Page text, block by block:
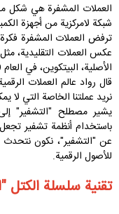
العملات المشفرة هي شكل
شبكة لامركزية من أجهزة
ترفض العملات المشفرة
عكس العملات التقليدية،
الأصلية، البيتكوين، في العام 2009، بعد أسوأ أزمة مالية في التاريخ الحديث.
قال رواد عالم العملات
نريد عملتنا الخاصة التي لا
يشير مصطلح "التشفير"
باستخدام أنظمة تشفير
عن "التشفير"، نكون نتحدث
للأصول الرقمية.
تقنية سلسلة الكتل